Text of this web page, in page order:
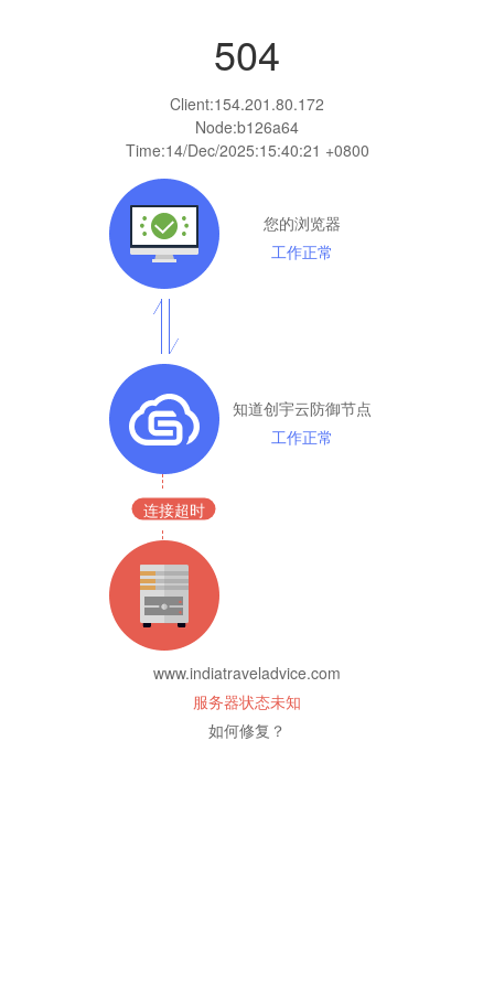
504
Client:154.201.80.172
Node:b126a64
Time:14/Dec/2025:15:40:21 +0800
您的浏览器
工作正常
知道创宇云防御节点
工作正常
连接超时
www.indiatraveladvice.com
服务器状态未知
如何修复？